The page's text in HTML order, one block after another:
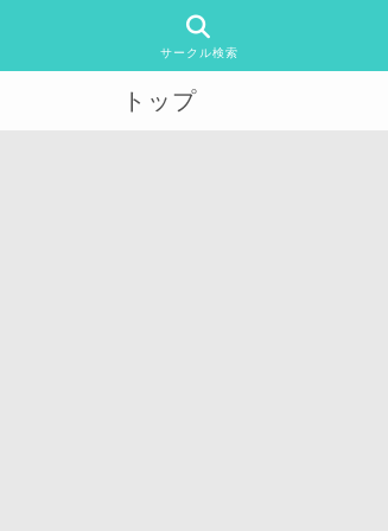
サークル検索
トップ